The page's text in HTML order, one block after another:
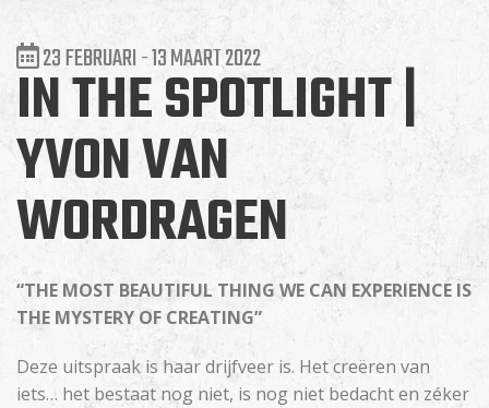
23 FEBRUARI - 13 MAART 2022
IN THE SPOTLIGHT |
YVON VAN
WORDRAGEN
“THE MOST BEAUTIFUL THING WE CAN EXPERIENCE IS
THE MYSTERY OF CREATING”
Deze uitspraak is haar drijfveer is. Het creëren van
iets… het bestaat nog niet, is nog niet bedacht en zéker